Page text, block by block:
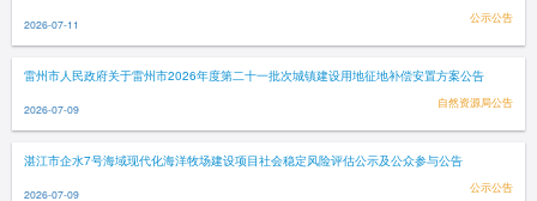
2026-07-11 公示公告
雷州市人民政府关于雷州市2026年度第二十一批次城镇建设用地征地补偿安置方案公告
2026-07-09 自然资源局公告
湛江市企水7号海域现代化海洋牧场建设项目社会稳定风险评估公示及公众参与公告
2026-07-09 公示公告